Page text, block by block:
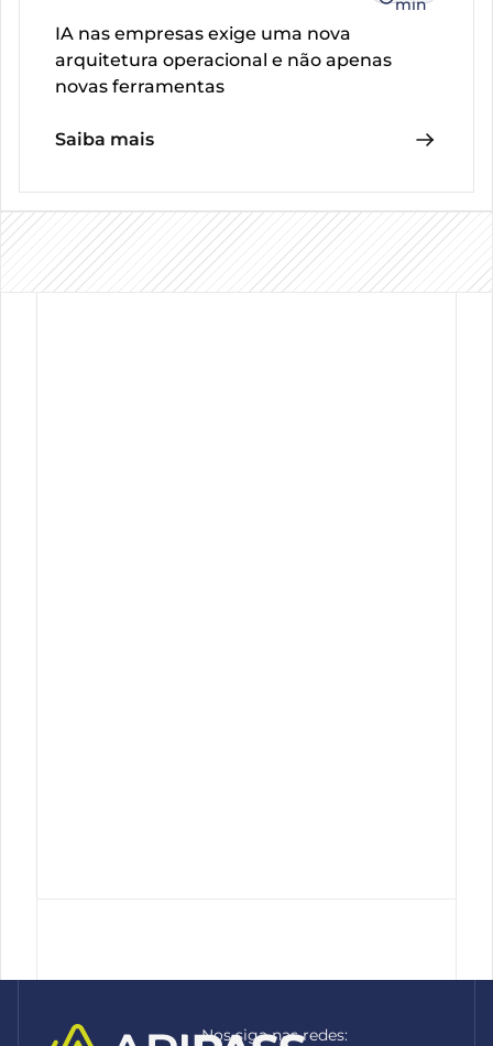
min
IA nas empresas exige uma nova
arquitetura operacional e não apenas
novas ferramentas
Saiba mais
Nos siga nas redes: